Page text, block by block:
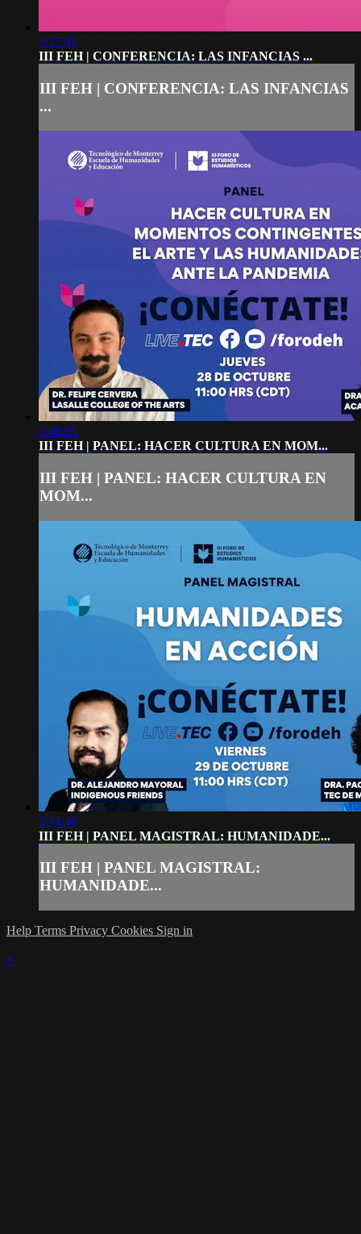
1:17:41
III FEH | CONFERENCIA: LAS INFANCIAS ...
III FEH | CONFERENCIA: LAS INFANCIAS
...
1:48:05
III FEH | PANEL: HACER CULTURA EN MOM...
III FEH | PANEL: HACER CULTURA EN
MOM...
2:14:46
III FEH | PANEL MAGISTRAL: HUMANIDADE...
III FEH | PANEL MAGISTRAL:
HUMANIDADE...
Help Terms Privacy Cookies Sign in
×